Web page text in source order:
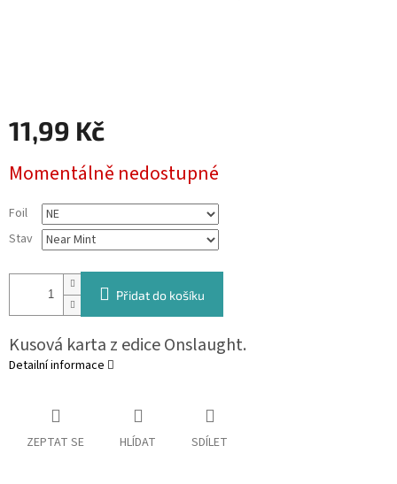
11,99 Kč
cena:
Momentálně nedostupné
Foil
Stav
Přidat do košíku
Kusová karta z edice Onslaught.
Detailní informace
ZEPTAT SE HLÍDAT SDÍLET